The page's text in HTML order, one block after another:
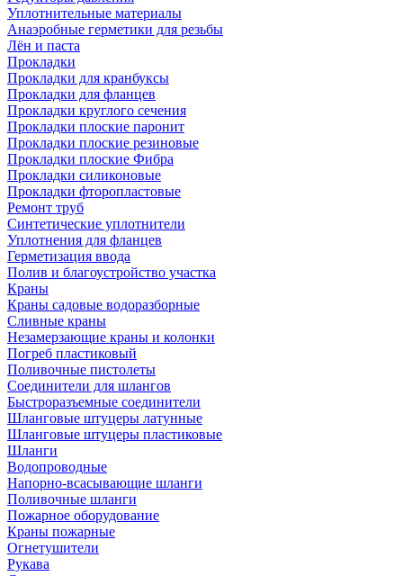
Уплотнительные материалы
Анаэробные герметики для резьбы
Лён и паста
Прокладки
Прокладки для кранбуксы
Прокладки для фланцев
Прокладки круглого сечения
Прокладки плоские паронит
Прокладки плоские резиновые
Прокладки плоские Фибра
Прокладки силиконовые
Прокладки фторопластовые
Ремонт труб
Синтетические уплотнители
Уплотнения для фланцев
Герметизация ввода
Полив и благоустройство участка
Краны
Краны садовые водоразборные
Сливные краны
Незамерзающие краны и колонки
Погреб пластиковый
Поливочные пистолеты
Соединители для шлангов
Быстроразъемные соединители
Шланговые штуцеры латунные
Шланговые штуцеры пластиковые
Шланги
Водопроводные
Напорно-всасывающие шланги
Поливочные шланги
Пожарное оборудование
Краны пожарные
Огнетушители
Рукава